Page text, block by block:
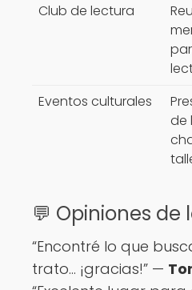
Club de lectura
Eventos culturales
de
💬 Opiniones de
“Encontré lo que
trato... ¡gracias!” —